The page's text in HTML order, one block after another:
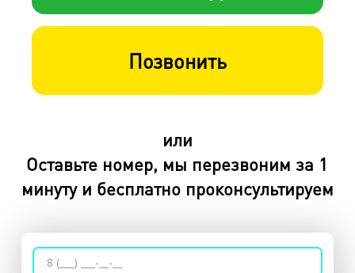
Позвонить
или
Оставьте номер, мы перезвоним за 1
минуту и бесплатно проконсультируем